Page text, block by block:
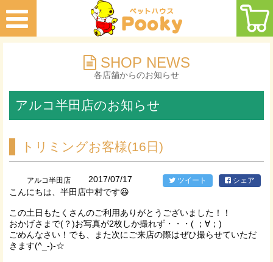
SHOP NEWS
各店舗からのお知らせ
アルコ半田店のお知らせ
トリミングお客様(16日)
アルコ半田店 2017/07/17 ツイート シェア
こんにちは、半田店中村です😆
この土日もたくさんのご利用ありがとうございました！！
おかげさまで(？)お写真が2枚しか撮れず・・・( ；∀；)
ごめんなさい！でも、また次にご来店の際はぜひ撮らせていただ
きます(^_-)-☆